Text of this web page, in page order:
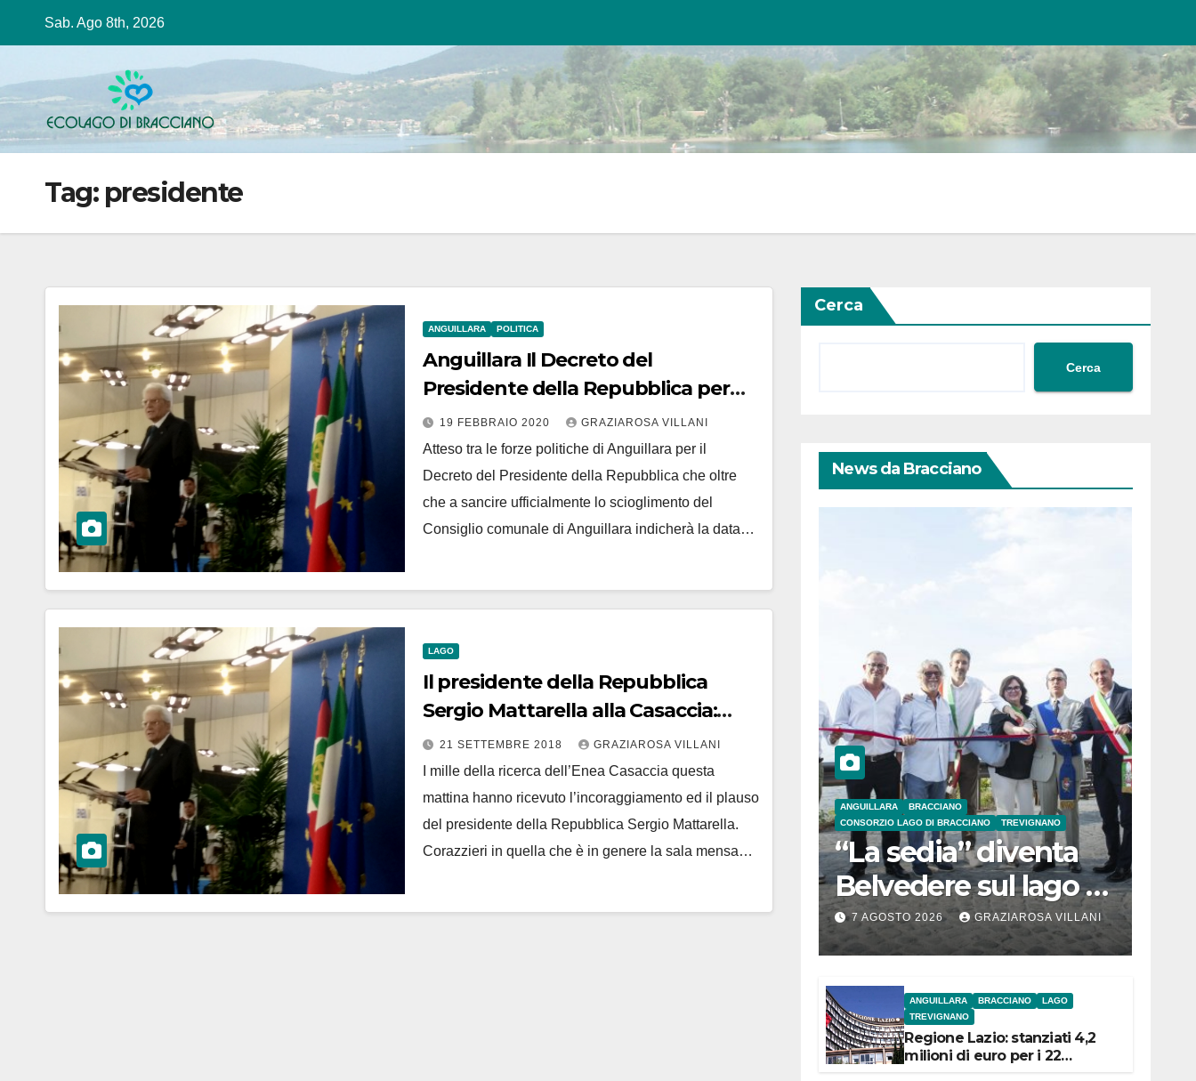
Sab. Ago 8th, 2026
Tag: presidente
ANGUILLARA POLITICA
Anguillara Il Decreto del
Presidente della Repubblica per
sciogliere il totodata elezioni
19 FEBBRAIO 2020 GRAZIAROSA VILLANI
Atteso tra le forze politiche di Anguillara per il
Decreto del Presidente della Repubblica che oltre
che a sancire ufficialmente lo scioglimento del
Consiglio comunale di Anguillara indicherà la data…
LAGO
Il presidente della Repubblica
Sergio Mattarella alla Casaccia:
“siamo la seconda manifattura
d’Europa. Auguri alla ricerca”
21 SETTEMBRE 2018 GRAZIAROSA VILLANI
I mille della ricerca dell’Enea Casaccia questa
mattina hanno ricevuto l’incoraggiamento ed il plauso
del presidente della Repubblica Sergio Mattarella.
Corazzieri in quella che è in genere la sala mensa…
Cerca
Cerca
News da Bracciano
ANGUILLARA
BRACCIANO
CONSORZIO LAGO DI BRACCIANO
TREVIGNANO
“La sedia” diventa
Belvedere sul lago di
Bracciano: ieri
l’inaugurazione
7 AGOSTO 2026 GRAZIAROSA VILLANI
ANGUILLARA BRACCIANO
LAGO
TREVIGNANO
Regione Lazio: stanziati 4,2
milioni di euro per i 22